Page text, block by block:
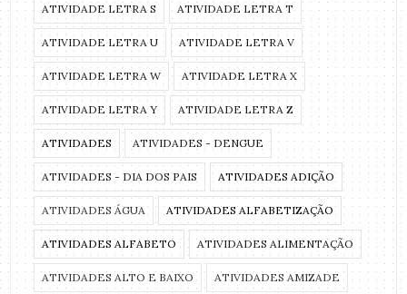
ATIVIDADE LETRA S ATIVIDADE LETRA T
ATIVIDADE LETRA U ATIVIDADE LETRA V
ATIVIDADE LETRA W ATIVIDADE LETRA X
ATIVIDADE LETRA Y ATIVIDADE LETRA Z
ATIVIDADES ATIVIDADES - DENGUE
ATIVIDADES - DIA DOS PAIS ATIVIDADES ADIÇÃO
ATIVIDADES ÁGUA ATIVIDADES ALFABETIZAÇÃO
ATIVIDADES ALFABETO ATIVIDADES ALIMENTAÇÃO
ATIVIDADES ALTO E BAIXO ATIVIDADES AMIZADE